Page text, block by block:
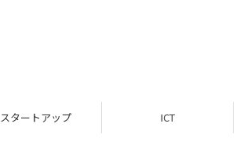
スタートアップ ICT